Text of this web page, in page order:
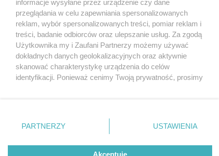
7 / 0
Nie zapomnij
zapoznać się z:
polityką prywatności regulamin korzystania z portali
Twojemiasto
Piekary Śląskie
Chorzów
Tarnowskie Góry
Gliwice
Skontakuj sięz nami
Kontakt
Wydawca
Redakcja
informacje wysyłane przez urządzenie czy dane
przeglądania w celu zapewniania spersonalizowanych
reklam, wybór spersonalizowanych treści, pomiar reklam i
treści, badanie odbiorców oraz ulepszanie usług. Za zgodą
Użytkownika my i Zaufani Partnerzy możemy używać
dokładnych danych geolokalizacyjnych oraz aktywnie
skanować charakterystykę urządzenia do celów
identyfikacji. Ponieważ cenimy Twoją prywatność, prosimy
prywatności znajdujący się w lewym dolnym rogu strony
. Niektóre rodzaje przetwarzania danych nie wymagają
zgody użytkownika, ale masz prawo sprzeciwić się
takiemu przetwarzaniu. Preferencje będą miały
PARTNERZY USTAWIENIA
Akceptuję